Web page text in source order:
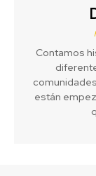
Contamos
están